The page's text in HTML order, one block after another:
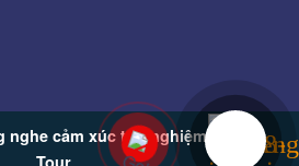
nghe cảm xúc trải nghiệm từ Vinh
Tour